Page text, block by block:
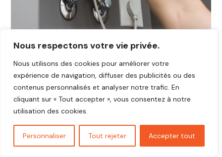
Nous respectons votre vie privée.
Nous utilisons des cookies pour améliorer votre
expérience de navigation, diffuser des publicités ou des
contenus personnalisés et analyser notre trafic. En
cliquant sur « Tout accepter », vous consentez à notre
utilisation des cookies.
Personnaliser Tout rejeter Accepter tout